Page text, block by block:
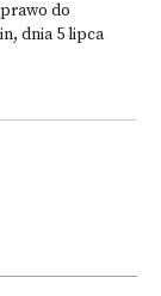
do
dnia 5 lipca